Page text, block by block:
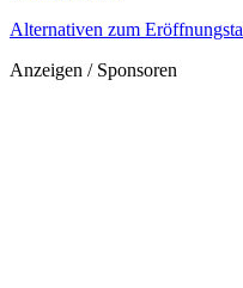
Alternativen zum
Anzeigen / Sponsoren